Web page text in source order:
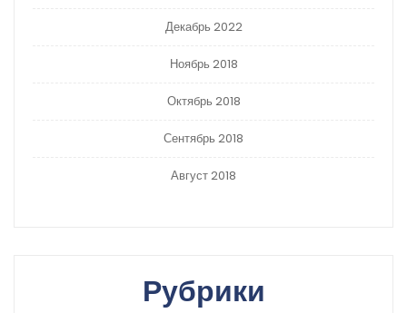
Декабрь 2022
Ноябрь 2018
Октябрь 2018
Сентябрь 2018
Август 2018
Рубрики